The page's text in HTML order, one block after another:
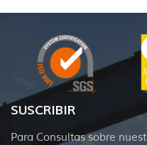
SUSCRIBIR
Para Consultas sobre